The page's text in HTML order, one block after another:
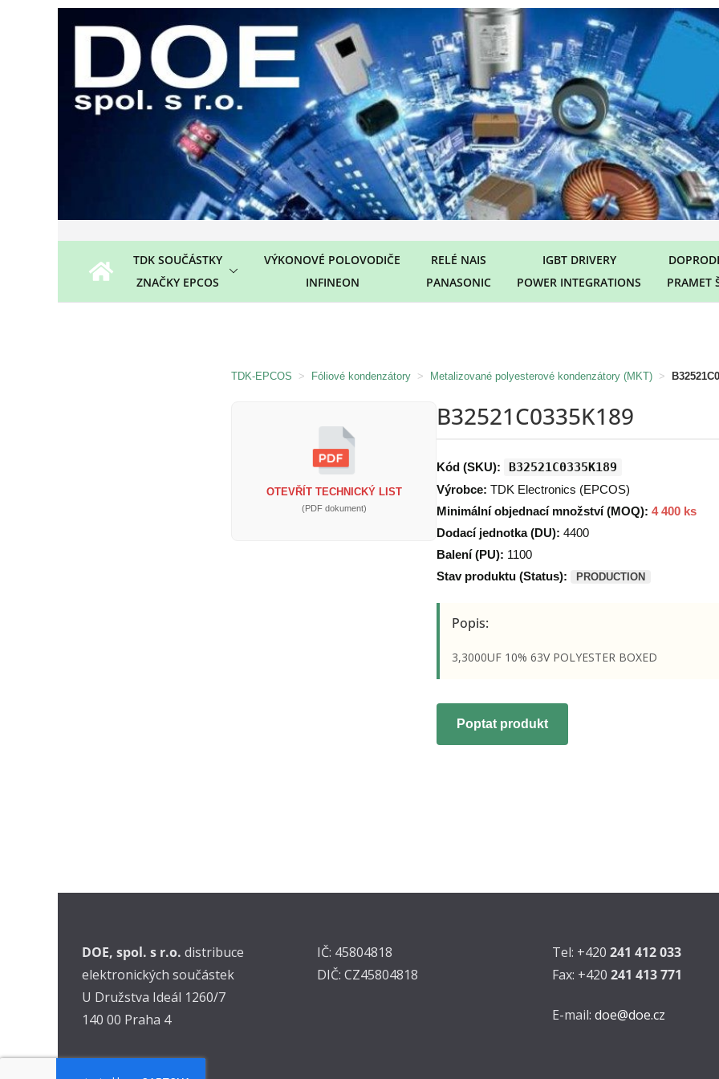
TDK SOUČÁSTKY
ZNAČKY EPCOS
VÝKONOVÉ POLOVODIČE
INFINEON
RELÉ NAIS
PANASONIC
IGBT DRIVERY
POWER INTEGRATIONS
PRAMET
TDK-EPCOS > Fóliové kondenzátory > Metalizované polyesterové kondenzátory (MKT) >
OTEVŘÍT TECHNICKÝ LIST
(PDF dokument)
B32521C0335K189
Kód (SKU): B32521C0335K189
Výrobce: TDK Electronics (EPCOS)
Minimální objednací množství (MOQ): 4 400 ks
Dodací jednotka (DU): 4400
Balení (PU): 1100
Stav produktu (Status):
PRODUCTION
Popis:
3,3000UF 10% 63V POLYESTER BOXED
Poptat produkt
DOE, spol. s r.o. distribuce
elektronických součástek
U Družstva Ideál 1260/7
140 00 Praha 4
IČ: 45804818
DIČ: CZ45804818
Tel: +420 241 412 033
Fax: +420 241 413 771
E-mail: doe@doe.cz